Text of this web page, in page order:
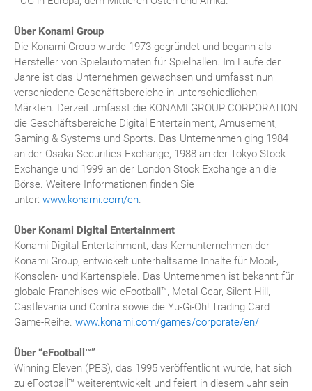
Über Konami Group
Die Konami Group wurde 1973 gegründet und begann als
Hersteller von Spielautomaten für Spielhallen. Im Laufe der
Jahre ist das Unternehmen gewachsen und umfasst nun
verschiedene Geschäftsbereiche in unterschiedlichen
Märkten. Derzeit umfasst die KONAMI GROUP CORPORATION
die Geschäftsbereiche Digital Entertainment, Amusement,
Gaming & Systems und Sports. Das Unternehmen ging 1984
an der Osaka Securities Exchange, 1988 an der Tokyo Stock
Exchange und 1999 an der London Stock Exchange an die
Börse. Weitere Informationen finden Sie
unter: www.konami.com/en.
Über Konami Digital Entertainment
Konami Digital Entertainment, das Kernunternehmen der
Konami Group, entwickelt unterhaltsame Inhalte für Mobil-,
Konsolen- und Kartenspiele. Das Unternehmen ist bekannt für
globale Franchises wie eFootball™, Metal Gear, Silent Hill,
Castlevania und Contra sowie die Yu-Gi-Oh! Trading Card
Game-Reihe. www.konami.com/games/corporate/en/
Über “eFootball™”
Winning Eleven (PES), das 1995 veröffentlicht wurde, hat sich
zu eFootball™ weiterentwickelt und feiert in diesem Jahr sein